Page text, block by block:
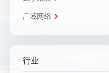
广域网络
行业